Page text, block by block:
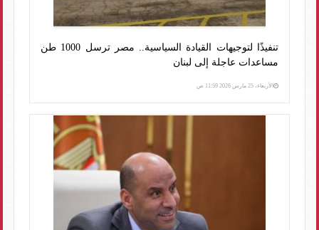
تنفيذًا لتوجيهات القيادة السياسية.. مصر ترسل 1000 طن
مساعدات عاجلة إلى لبنان
الأربعاء، 25 مارس 2026 11:59 ص